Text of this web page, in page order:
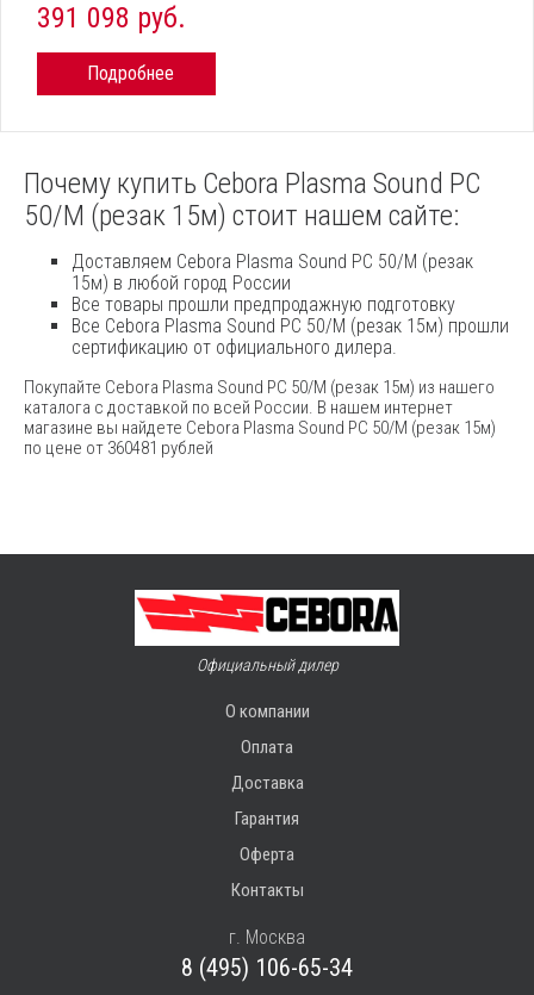
391 098 руб.
Подробнее
Почему купить Cebora Plasma Sound PC
50/М (резак 15м) стоит нашем сайте:
Доставляем Cebora Plasma Sound PC 50/М (резак
15м) в любой город России
Все товары прошли предпродажную подготовку
Все Cebora Plasma Sound PC 50/М (резак 15м) прошли
сертификацию от официального дилера.
Покупайте Cebora Plasma Sound PC 50/М (резак 15м) из нашего
каталога с доставкой по всей России. В нашем интернет
магазине вы найдете Cebora Plasma Sound PC 50/М (резак 15м)
по цене от 360481 рублей
Официальный дилер
О компании
Оплата
Доставка
Гарантия
Оферта
Контакты
г. Москва
8 (495) 106-65-34